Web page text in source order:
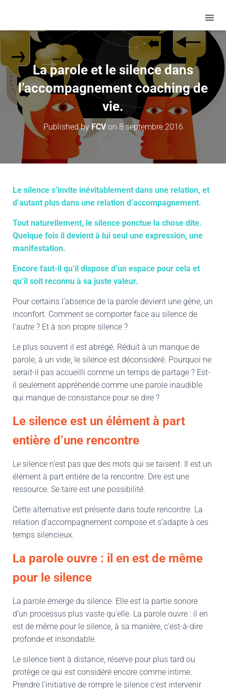
La parole et le silence dans
l’accompagnement coaching de
vie.
Published byFCVon 8 septembre 2016
Le silence s’invite inévitablement dans une relation, et
d’autant plus dans une relation d’accompagnement.
Tout naturellement, le silence ponctue la chose dite.
Quelque fois il devient à lui seul une expression, une
manifestation.
Encore faut-il qu’il dispose d’un espace pour cela et
qu’il soit reconnu à sa juste valeur.
Pour certains l’absence de la parole devient une gêne, un
inconfort. Comment se comporter face au silence de
l’autre ? Et à son propre silence ?
Le plus souvent il est abrégé. Réduit à un manque de
parole, à un vide, le silence est déconsidéré. Pourquoi ne
serait-il pas accueilli comme un temps de partage ? Est-
il seulement appréhendé comme une parole inaudible
qui manque de consistance pour se dire ?
Le silence est un élément à part
entière d’une rencontre
Le silence n’est pas que des mots qui se taisent. Il est un
élément à part entière de la rencontre. Dire est une
ressource. Se taire est une possibilité.
Cette alternative est présente dans toute rencontre. La
relation d’accompagnement compose et s’adapte à ces
temps silencieux.
La parole ouvre : il en est de même
pour le silence
La parole émerge du silence. Elle est la partie sonore
d’un processus plus vaste qu’elle. La parole ouvre : il en
est de même pour le silence, à sa manière, c’est-à-dire
profonde et insondable.
Le silence tient à distance, réserve pour plus tard ou
protège ce qui est considéré encore comme intime.
Prendre l’initiative de rompre le silence c’est intervenir